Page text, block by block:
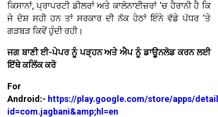
ਕਿਸਾਨਾਂ, ਪ੍ਰਾਪਰਟੀ ਡੀਲਰਾਂ ਅਤੇ ਕਾਲੋਨਾਈਜ਼ਰਾਂ 'ਚ ਹੈਰਾਨੀ ਹੈ ਕਿ
ਜੇ ਦੋਸ਼ ਸਹੀ ਹਨ ਤਾਂ ਸਰਕਾਰ ਦੀ ਨੱਕ ਹੇਠਾਂ ਇੰਨੇ ਵੱਡੇ ਪੱਧਰ 'ਤੇ
ਗੜਬੜ ਕਿਵੇਂ ਹੁੰਦੀ ਰਹੀ।
ਜਗ ਬਾਣੀ ਈ-ਪੇਪਰ ਨੂੰ ਪੜ੍ਹਨ ਅਤੇ ਐਪ ਨੂੰ ਡਾਊਨਲੋਡ ਕਰਨ ਲਈ
ਇੱਥੇ ਕਲਿੱਕ ਕਰੋ
For
Android:- https://play.google.com/store/apps/
id=com.jagbani&amp;hl=en